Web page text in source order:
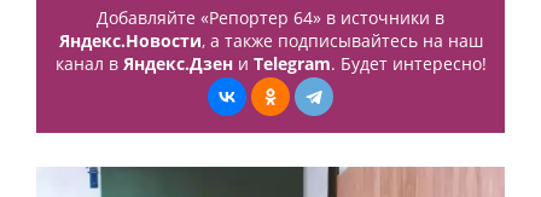
Добавляйте «Репортер 64» в источники в
Яндекс.Новости, а также подписывайтесь на наш
канал в Яндекс.Дзени Telegram. Будет интересно!